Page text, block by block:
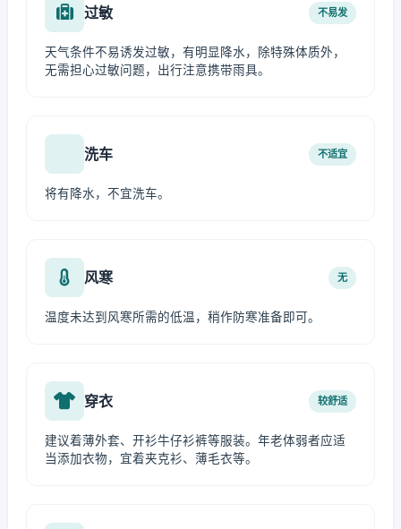
过敏 不易发
天气条件不易诱发过敏，有明显降水，除特殊体质外，
无需担心过敏问题，出行注意携带雨具。
洗车 不适宜
将有降水，不宜洗车。
风寒 无
温度未达到风寒所需的低温，稍作防寒准备即可。
穿衣 较舒适
建议着薄外套、开衫牛仔衫裤等服装。年老体弱者应适
当添加衣物，宜着夹克衫、薄毛衣等。